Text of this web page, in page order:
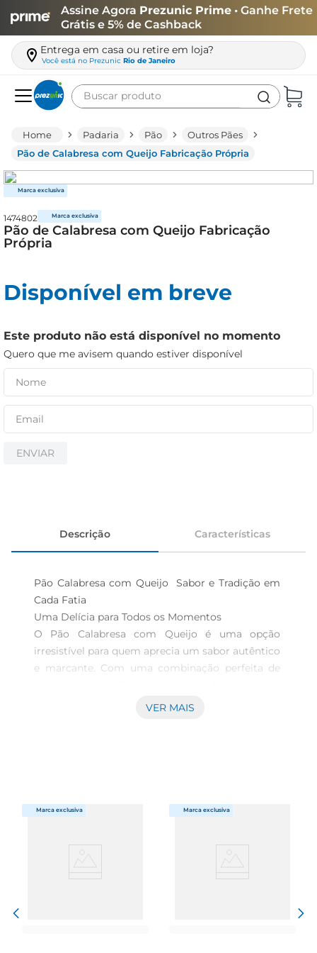
Assine Agora Prezunic Prime • Ganhe Frete
Grátis e 5% de Cashback
Entrega em casa ou retire em loja?
Você está no Prezunic Rio de Janeiro
Buscar produto
Padaria Pão
Outros Pães
Pão de Calabresa com Queijo Fabricação Própria
1474802
Pão de Calabresa com Queijo Fabricação
Própria
Disponível em breve
Este produto não está disponível no momento
Quero que me avisem quando estiver disponível
ENVIAR
Descrição Características
Pão Calabresa com Queijo  Sabor e Tradição em
Cada Fatia
Uma Delícia para Todos os Momentos
O Pão Calabresa com Queijo é uma opção
irresistível para quem aprecia um sabor autêntico
e marcante. Com uma combinação perfeita de
servido em qualquer ocasião, seja no café da
qualidade, garantindo um sabor inigualável. A
calabresa, conhecida por seu tempero especial, se
que agrada a todos. A receita é pensada para
VER MAIS
leite
café
queijo
arroz
biscoito
iogurte
papel higiênico